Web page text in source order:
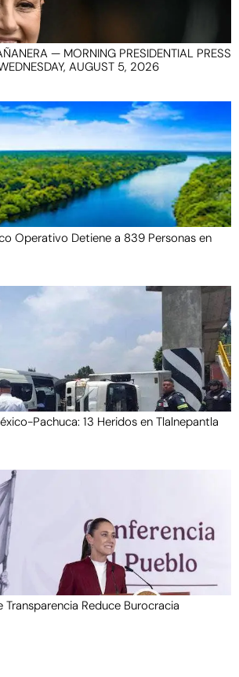
— MORNING PRESIDENTIAL PRESS
AUGUST 5, 2026
Operativo Detiene a 839 Personas en
Pachuca: 13 Heridos en Tlalnepantla
Reduce Burocracia